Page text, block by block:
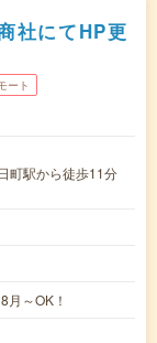
社にてHP更
ート
町駅から徒歩11分
～OK！